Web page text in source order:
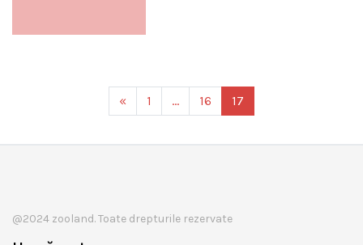
« 1 … 16 17
@2024 zooland. Toate drepturile rezervate